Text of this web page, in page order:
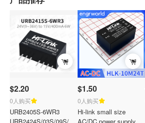
$2.20
0人购买
URB2405S-6WR3
URB2424S/03S/09S/12S/15S-
$1.50
0人购买
Hi-link small size
AC/DC power supply